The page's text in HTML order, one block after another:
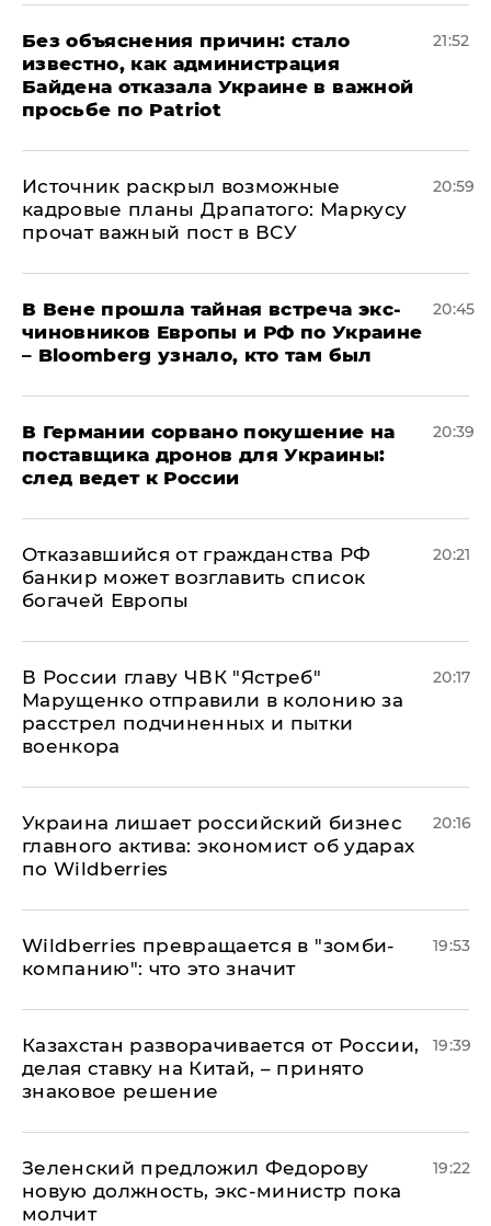
Без объяснения причин: стало
известно, как администрация
Байдена отказала Украине в важной
просьбе по Patriot
21:52
​Источник раскрыл возможные
кадровые планы Драпатого: Маркусу
прочат важный пост в ВСУ
20:59
В Вене прошла тайная встреча экс-
чиновников Европы и РФ по Украине
– Bloomberg узнало, кто там был
20:45
​В Германии сорвано покушение на
поставщика дронов для Украины:
след ведет к России
20:39
Отказавшийся от гражданства РФ
банкир может возглавить список
богачей Европы
20:21
В России главу ЧВК "Ястреб"
Марущенко отправили в колонию за
расстрел подчиненных и пытки
военкора
20:17
​Украина лишает российский бизнес
главного актива: экономист об ударах
по Wildberries
20:16
Wildberries превращается в "зомби-
компанию": что это значит
19:53
Казахстан разворачивается от России,
делая ставку на Китай, – принято
знаковое решение
19:39
Зеленский предложил Федорову
новую должность, экс-министр пока
молчит
19:22